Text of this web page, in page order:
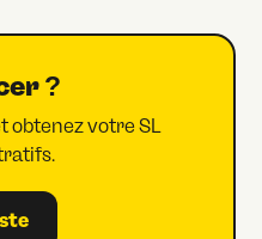
?
obtenez votre SL